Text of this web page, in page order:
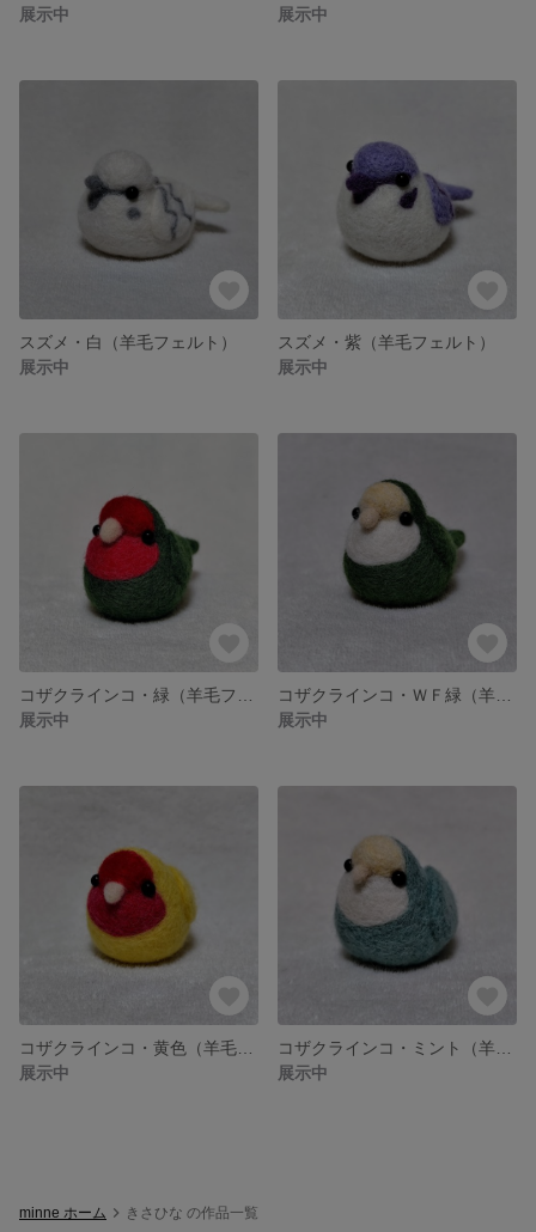
展示中
展示中
スズメ・白（羊毛フェルト）
展示中
スズメ・紫（羊毛フェルト）
展示中
展示中
展示中
展示中
展示中
minne ホーム きさひな の作品一覧